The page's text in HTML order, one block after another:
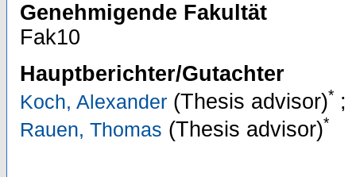
Genehmigende Fakultät
Fak10
Hauptberichter/Gutachter
Koch, Alexander (Thesis advisor)* ;
Rauen, Thomas (Thesis advisor)*